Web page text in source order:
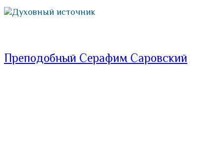
Духовный источник
Преподобный Серафим Саровский